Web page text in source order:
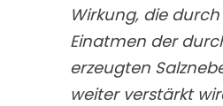
Wirkung, die
Einatmen der
erzeugten
weiter verstärkt